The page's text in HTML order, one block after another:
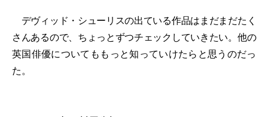
デヴィッド・シューリスの出ている作品はまだまだたく
さんあるので、ちょっとずつチェックしていきたい。他の
英国俳優についてももっと知っていけたらと思うのだっ
た。